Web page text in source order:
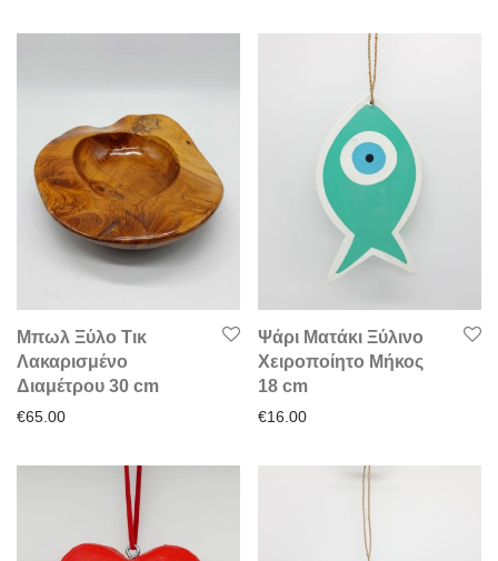
Μπωλ Ξύλο Τικ
Λακαρισμένο
Διαμέτρου 30 cm
€65.00
Ψάρι Ματάκι Ξύλινο
Χειροποίητο Μήκος
18 cm
€16.00